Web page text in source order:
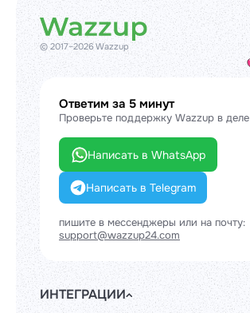
© 2017–2026 Wazzup
Ответим за 5 минут
Проверьте поддержку Wazzup в деле
Написать в WhatsApp
Написать в Telegram
пишите в мессенджеры или на почту:
support@wazzup24.com
ИНТЕГРАЦИИ